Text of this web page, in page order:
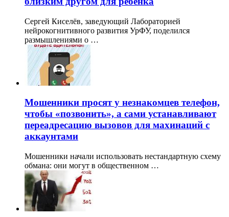
Сергей Киселёв, заведующий Лабораторией
нейрокогнитивного развития УрФУ, поделился
размышлениями о …
Мошенники просят у незнакомцев телефон,
чтобы «позвонить», а сами устанавливают
переадресацию вызовов для махинаций с
аккаунтами
Мошенники начали использовать нестандартную схему
обмана: они могут в общественном …